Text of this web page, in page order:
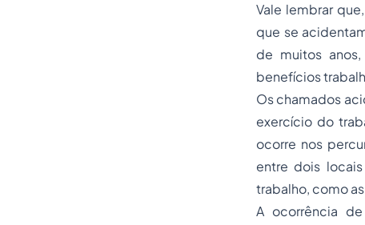
Vale lembrar
que se
de muitos
benefícios
Os chamados
exercício do
ocorre nos
entre dois
trabalho, como
A ocorrência